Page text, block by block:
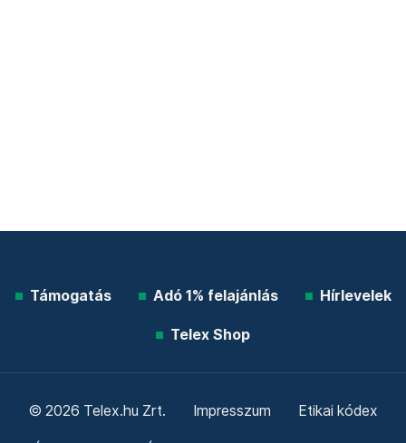
Támogatás Adó 1% felajánlás Hírlevelek
Telex Shop
© 2026 Telex.hu Zrt. Impresszum Etikai kódex